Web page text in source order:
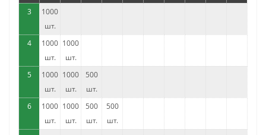
3
1000
шт.
4
1000
шт.
1000
шт.
5
1000
шт.
1000
шт.
500
шт.
6
1000
шт.
1000
шт.
500
шт.
500
шт.